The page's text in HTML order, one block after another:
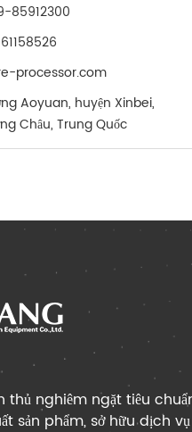
85912300
processor.com
Aoyuan, huyện Xinbei,
Châu, Trung Quốc
thủ nghiêm ngặt tiêu
sản phẩm, sở hữu dịch